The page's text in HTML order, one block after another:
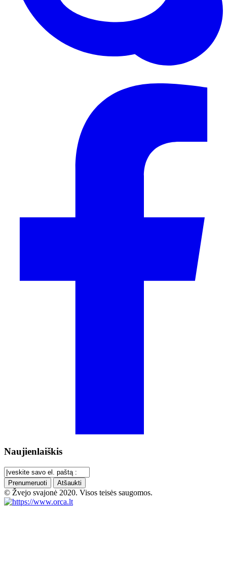
Naujienlaiškis
Prenumeruoti Atšaukti
© Žvejo svajonė 2020. Visos teisės saugomos.